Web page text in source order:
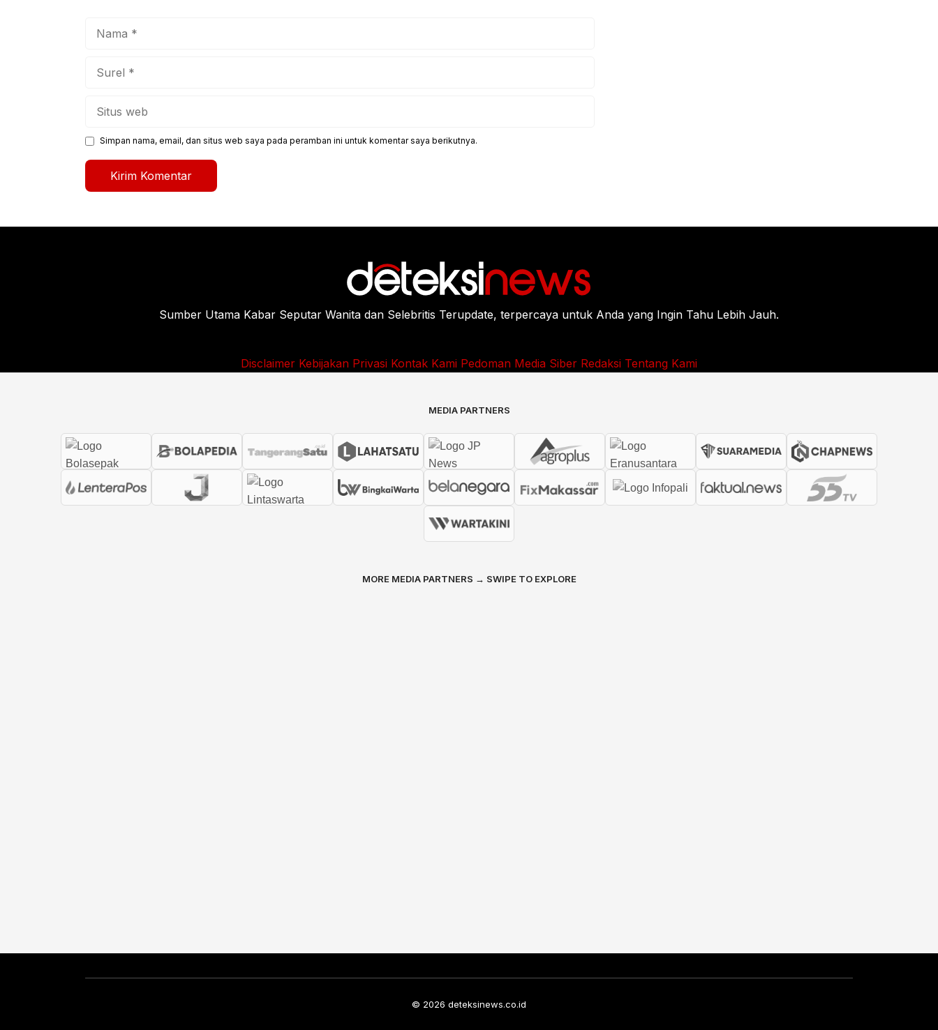
Simpan nama, email, dan situs web saya pada peramban ini untuk komentar saya berikutnya.
Sumber Utama Kabar Seputar Wanita dan Selebritis Terupdate, terpercaya untuk Anda yang Ingin Tahu Lebih Jauh.
Disclaimer Kebijakan Privasi Kontak Kami Pedoman Media Siber Redaksi Tentang Kami
MEDIA PARTNERS
MORE MEDIA PARTNERS → SWIPE TO EXPLORE
© 2026 deteksinews.co.id